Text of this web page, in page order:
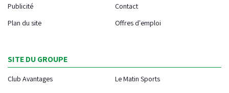
Publicité
Contact
Plan du site
Offres d'emploi
SITE DU GROUPE
Club Avantages
Le Matin Sports